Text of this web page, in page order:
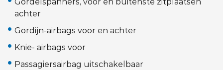
achter
Gordijn-airbags voor en achter
Knie- airbags voor
Passagiersairbag uitschakelbaar